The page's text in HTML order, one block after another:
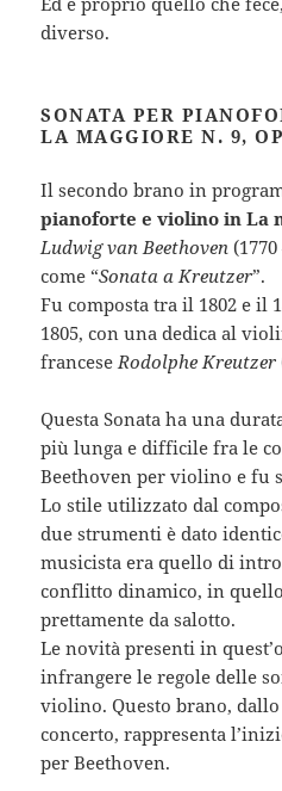
diverso.
SONATA PER
LA MAGGIORE N. 9,
Il secondo brano in
pianoforte e violino in La
Ludwig van Beethoven
come “Sonata a Kreutzer”.
Fu composta tra il 1802 e il
1805, con una dedica al
francese Rodolphe Kreutzer
Questa Sonata ha una
più lunga e difficile fra le
Beethoven per violino e fu
Lo stile utilizzato dal
due strumenti è dato
musicista era quello di
conflitto dinamico, in
prettamente da salotto.
Le novità presenti in
infrangere le regole delle
violino. Questo brano,
concerto, rappresenta
per Beethoven.